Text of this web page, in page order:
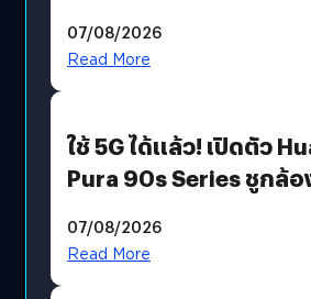
บริโภคและ B2B
07/08/2026
Read More
ใช้ 5G ได้แล้ว! เปิดตัว
Pura 90s Series ชูกล้อ
07/08/2026
Read More